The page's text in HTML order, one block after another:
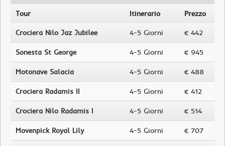
Tour Itinerario Prezzo
Crociera Nilo Jaz Jubilee 4-5 Giorni € 442
Sonesta St George 4-5 Giorni € 945
Motonave Salacia 4-5 Giorni € 488
Crociera Radamis II 4-5 Giorni € 412
Crociera Nilo Radamis I 4-5 Giorni € 514
Movenpick Royal Lily 4-5 Giorni € 707